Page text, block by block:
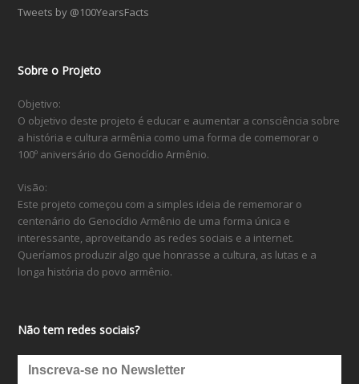
Tweets by @100YearsFacts
Sobre o Projeto
Objetivo:
O objetivo deste projeto é educar e aumentar a consciência sobre
a história e cultura armênia como uma forma de comemorar o
100º aniversário do Genocídio Armênio.
Visão:
Este projeto começou com a simples ideia de rememorar o
centenário do Genocídio Armênio de uma forma única e
interessante, aproveitando as redes sociais e a internet.
Queríamos produzir algo que honrasse a cultura, as lutas e a
longa história do povo armênio.
Não tem redes sociais?
Inscreva-se no Newsletter